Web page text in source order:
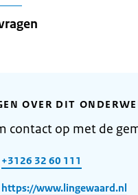
OVER DIT
contact op met de
+3126 32 60 111
https://www.lingewaard.nl